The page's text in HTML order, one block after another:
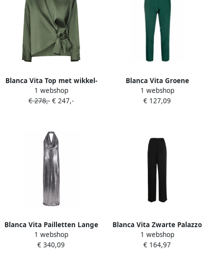
Blanca Vita Top met wikkel-
design Groen
1 webshop
€ 278,- € 247,-
Blanca Vita Groene
Getailleerde Broek
Dameskleding Green Dames
1 webshop
€ 127,09
Blanca Vita Pailletten Lange
Jurk Zilver Gray Dames
1 webshop
€ 340,09
Blanca Vita Zwarte Palazzo
Broek Black Dames
1 webshop
€ 164,97